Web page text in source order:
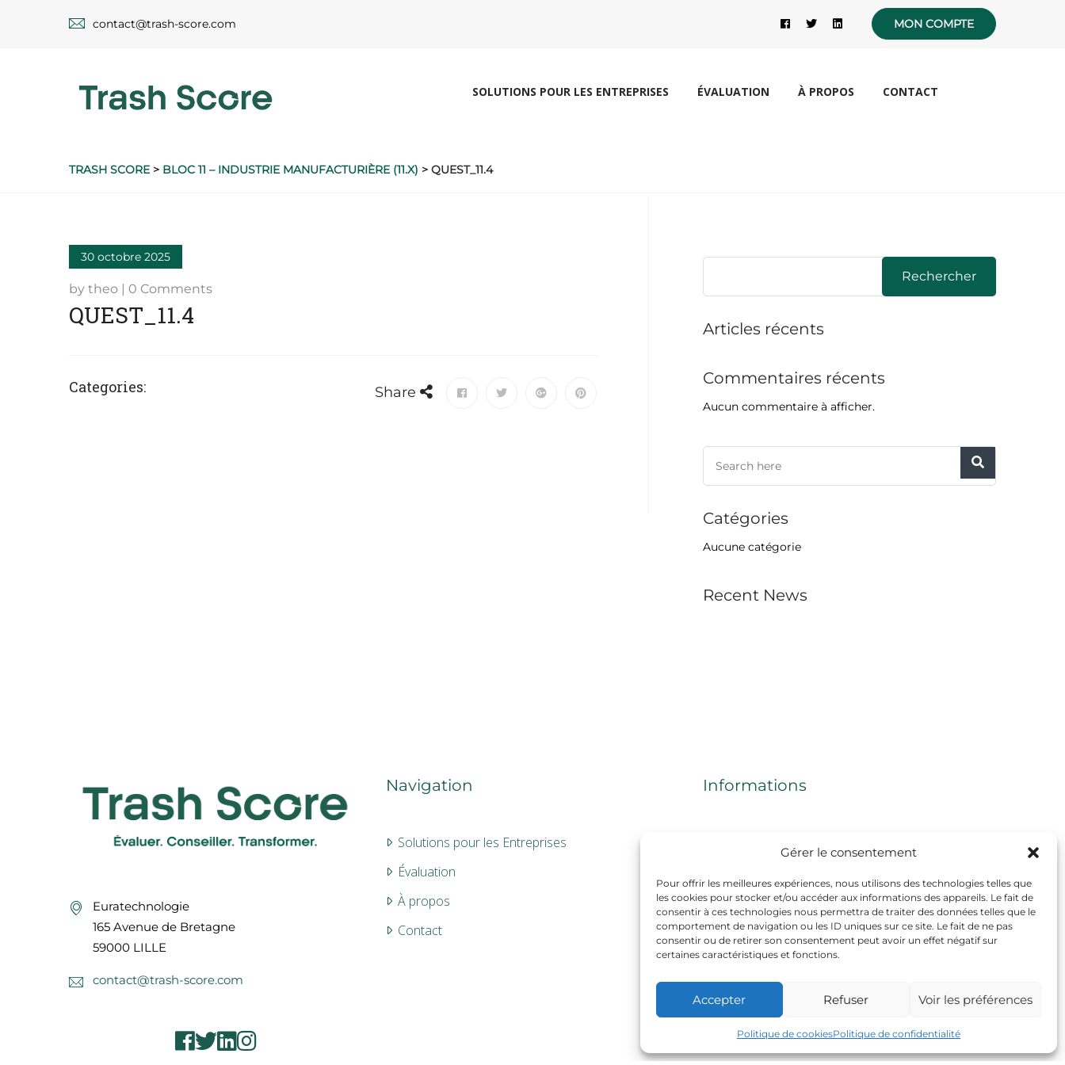
Gérer le consentement
Pour offrir les meilleures expériences, nous utilisons des technologies telles que
les cookies pour stocker et/ou accéder aux informations des appareils. Le fait de
consentir à ces technologies nous permettra de traiter des données telles que le
comportement de navigation ou les ID uniques sur ce site. Le fait de ne pas
consentir ou de retirer son consentement peut avoir un effet négatif sur
certaines caractéristiques et fonctions.
Accepter Refuser Voir les préférences
Politique de cookiesPolitique de confidentialité
contact@trash-score.com MON COMPTE
SOLUTIONS POUR LES ENTREPRISES ÉVALUATION À PROPOS CONTACT
TRASH SCORE> BLOC 11 – INDUSTRIE MANUFACTURIÈRE (11.X) > QUEST_11.4
30 octobre 2025
by theo | 0 Comments
QUEST_11.4
Categories: Share
Rechercher
Articles récents
Commentaires récents
Aucun commentaire à afficher.
Catégories
Aucune catégorie
Recent News
Euratechnologie
165 Avenue de Bretagne
59000 LILLE
contact@trash-score.com
Navigation
Solutions pour les Entreprises
Évaluation
À propos
Contact
Informations
Politique de cookies (UE)